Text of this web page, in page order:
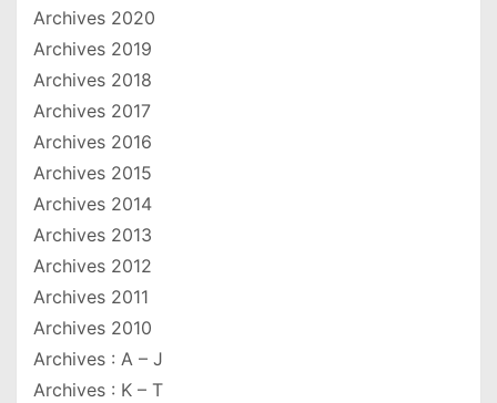
Archives 2020
Archives 2019
Archives 2018
Archives 2017
Archives 2016
Archives 2015
Archives 2014
Archives 2013
Archives 2012
Archives 2011
Archives 2010
Archives : A – J
Archives : K – T